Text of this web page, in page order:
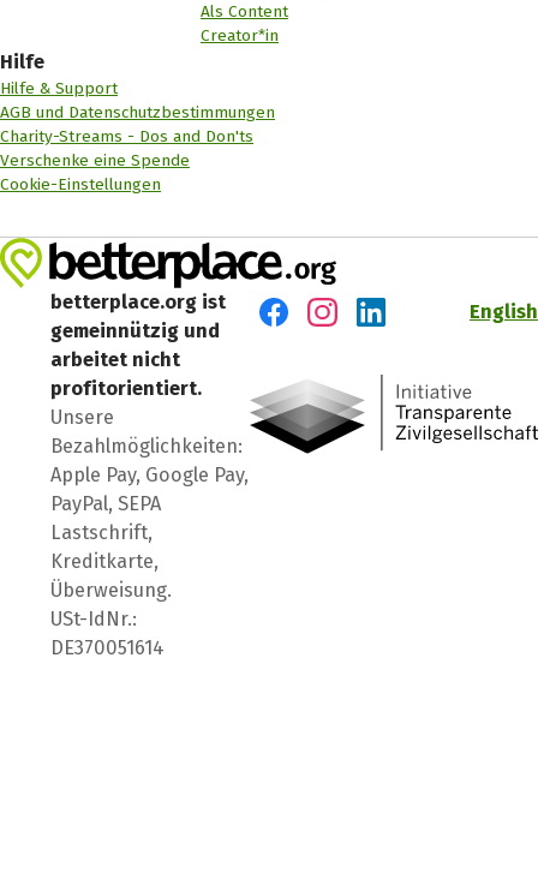
Als Content
Creator*in
Hilfe
Hilfe & Support
AGB und Datenschutzbestimmungen
Charity-Streams - Dos and Don'ts
Verschenke eine Spende
Cookie-Einstellungen
betterplace.org ist
gemeinnützig und
arbeitet nicht
profitorientiert.
Unsere
Bezahlmöglichkeiten:
Apple Pay, Google Pay,
PayPal, SEPA
Lastschrift,
Kreditkarte,
Überweisung.
USt-IdNr.:
DE370051614
English